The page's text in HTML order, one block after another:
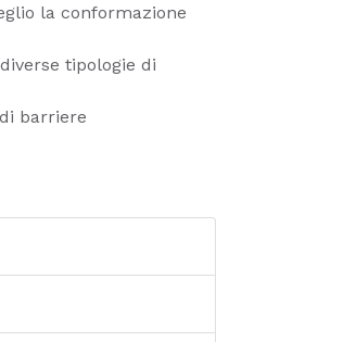
la conformazione
tipologie di
barriere